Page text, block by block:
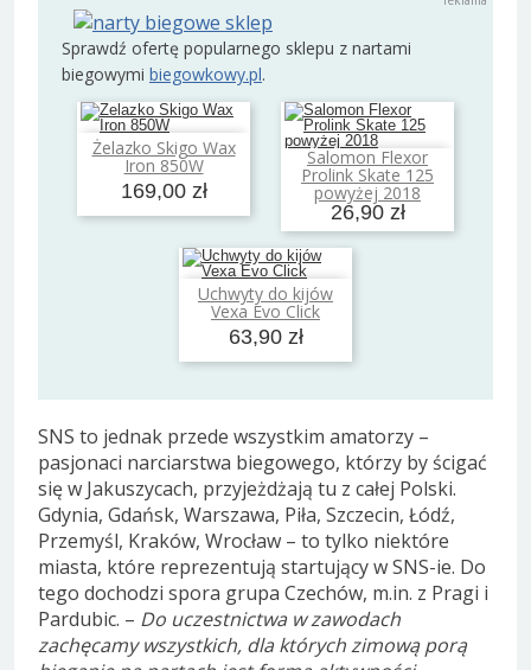
Sprawdź ofertę popularnego sklepu z nartami
biegowymi biegowkowy.pl.
Żelazko Skigo Wax
Iron 850W
169,00 zł
Dodaj do koszyka Salomon Flexor
Prolink Skate 125
powyżej 2018
26,90 zł
Dodaj do koszyka
Uchwyty do kijów
Vexa Evo Click
63,90 zł
Dodaj do koszyka
SNS to jednak przede wszystkim amatorzy –
pasjonaci narciarstwa biegowego, którzy by ścigać
się w Jakuszycach, przyjeżdżają tu z całej Polski.
Gdynia, Gdańsk, Warszawa, Piła, Szczecin, Łódź,
Przemyśl, Kraków, Wrocław – to tylko niektóre
miasta, które reprezentują startujący w SNS-ie. Do
tego dochodzi spora grupa Czechów, m.in. z Pragi i
Pardubic. – Do uczestnictwa w zawodach
zachęcamy wszystkich, dla których zimową porą